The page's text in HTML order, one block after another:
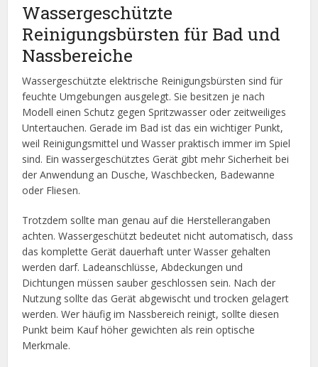
Wassergeschützte
Reinigungsbürsten für Bad und
Nassbereiche
Wassergeschützte elektrische Reinigungsbürsten sind für
feuchte Umgebungen ausgelegt. Sie besitzen je nach
Modell einen Schutz gegen Spritzwasser oder zeitweiliges
Untertauchen. Gerade im Bad ist das ein wichtiger Punkt,
weil Reinigungsmittel und Wasser praktisch immer im Spiel
sind. Ein wassergeschütztes Gerät gibt mehr Sicherheit bei
der Anwendung an Dusche, Waschbecken, Badewanne
oder Fliesen.
Trotzdem sollte man genau auf die Herstellerangaben
achten. Wassergeschützt bedeutet nicht automatisch, dass
das komplette Gerät dauerhaft unter Wasser gehalten
werden darf. Ladeanschlüsse, Abdeckungen und
Dichtungen müssen sauber geschlossen sein. Nach der
Nutzung sollte das Gerät abgewischt und trocken gelagert
werden. Wer häufig im Nassbereich reinigt, sollte diesen
Punkt beim Kauf höher gewichten als rein optische
Merkmale.